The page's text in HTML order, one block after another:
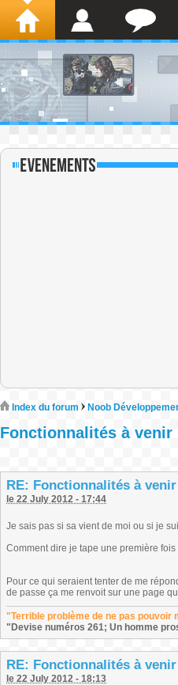
Index du forum Noob
Fonctionnalités à venir
RE: Fonctionnalités à venir
le 22 July 2012 - 17:44
Je sais pas si sa vient de moi ou si je
Comment dire je tape une première
Pour ce qui seraient tenter de me
de passe ça me renvoit sur une page
"Terrible problème de ne pas pouvoir
"Devise numéros 261; Un homme
RE: Fonctionnalités à venir
le 22 July 2012 - 18:13